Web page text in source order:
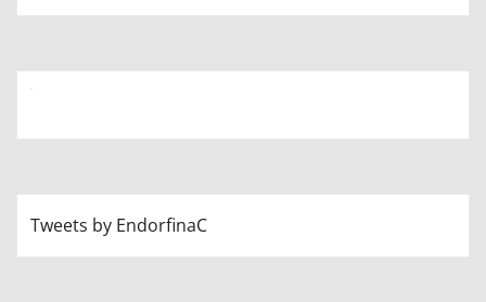
Tweets by EndorfinaC